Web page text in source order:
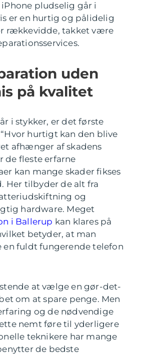
pludselig går i
er en hurtig og pålidelig
rækkevidde, takket være
uden
på kvalitet
i stykker, er det første
hurtigt kan den blive
afhænger af skadens
de fleste erfarne
kan mange skader fikses
Her tilbyder de alt fra
og
hardware. Meget
i Ballerup kan klares på
betyder, at man
en fuldt fungerende telefon
at vælge en gør-det-
om at spare penge. Men
og de nødvendige
nemt føre til yderligere
teknikere har mange
de bedste